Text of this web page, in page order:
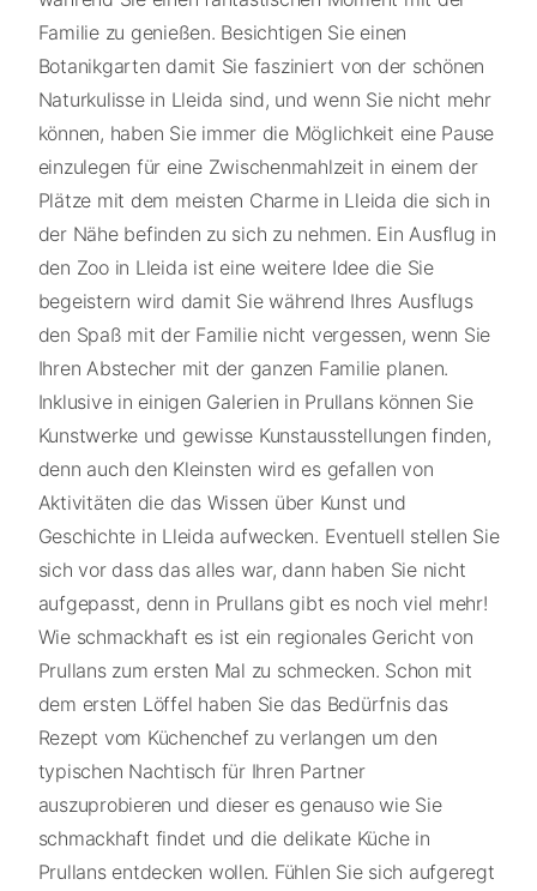
Familie zu genießen. Besichtigen Sie einen
Botanikgarten damit Sie fasziniert von der schönen
Naturkulisse in Lleida sind, und wenn Sie nicht mehr
können, haben Sie immer die Möglichkeit eine Pause
einzulegen für eine Zwischenmahlzeit in einem der
Plätze mit dem meisten Charme in Lleida die sich in
der Nähe befinden zu sich zu nehmen. Ein Ausflug in
den Zoo in Lleida ist eine weitere Idee die Sie
begeistern wird damit Sie während Ihres Ausflugs
den Spaß mit der Familie nicht vergessen, wenn Sie
Ihren Abstecher mit der ganzen Familie planen.
Inklusive in einigen Galerien in Prullans können Sie
Kunstwerke und gewisse Kunstausstellungen finden,
denn auch den Kleinsten wird es gefallen von
Aktivitäten die das Wissen über Kunst und
Geschichte in Lleida aufwecken. Eventuell stellen Sie
sich vor dass das alles war, dann haben Sie nicht
aufgepasst, denn in Prullans gibt es noch viel mehr!
Wie schmackhaft es ist ein regionales Gericht von
Prullans zum ersten Mal zu schmecken. Schon mit
dem ersten Löffel haben Sie das Bedürfnis das
Rezept vom Küchenchef zu verlangen um den
typischen Nachtisch für Ihren Partner
auszuprobieren und dieser es genauso wie Sie
schmackhaft findet und die delikate Küche in
Prullans entdecken wollen. Fühlen Sie sich aufgeregt